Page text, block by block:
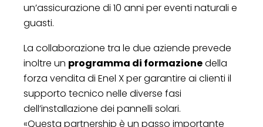
un’assicurazione di 10 anni per eventi naturali e
guasti.
La collaborazione tra le due aziende prevede
inoltre un programma di formazionedella
forza vendita di Enel X per garantire ai clienti il
supporto tecnico nelle diverse fasi
dell’installazione dei pannelli solari.
«Questa partnership è un passo importante